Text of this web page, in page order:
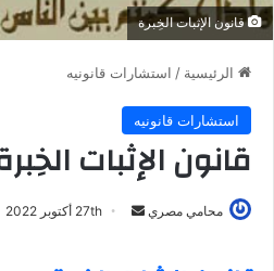
قانون الإثبات الخِبرة
الرئيسية / استشارات قانونيه
استشارات قانونيه
قانون الإثبات
محامي مصري
أرسل 27th أكتوبر 2022